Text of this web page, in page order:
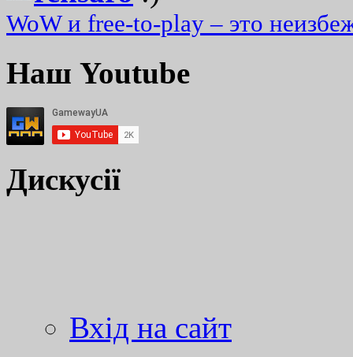
WoW и free-to-play – это
Наш Youtube
Дискусії
Вхід на сайт